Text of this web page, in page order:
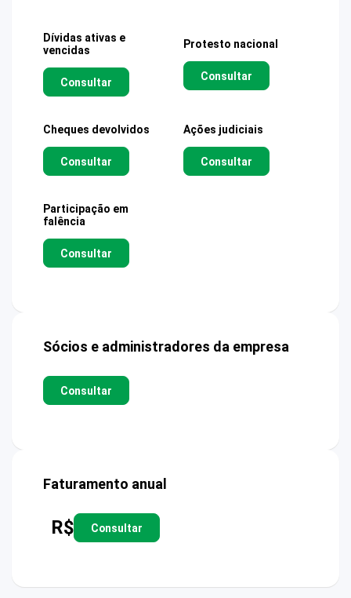
Dívidas ativas e
vencidas
Consultar
Protesto nacional
Consultar
Cheques devolvidos
Consultar
Ações judiciais
Consultar
Participação em
falência
Consultar
Sócios e administradores da empresa
Consultar
Faturamento anual
R$ Consultar